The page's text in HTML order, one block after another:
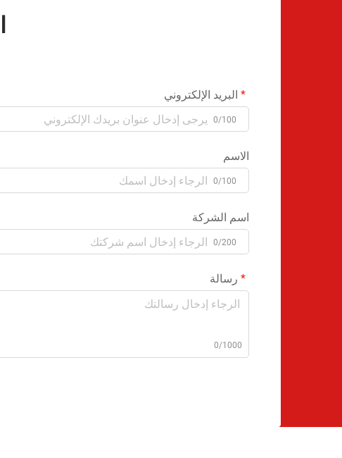
البريد الإلكتروني
0/100
الاسم
0/100
اسم الشركة
0/200
رسالة
0/1000